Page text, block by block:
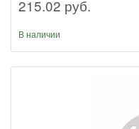
215.02 руб.
В наличии